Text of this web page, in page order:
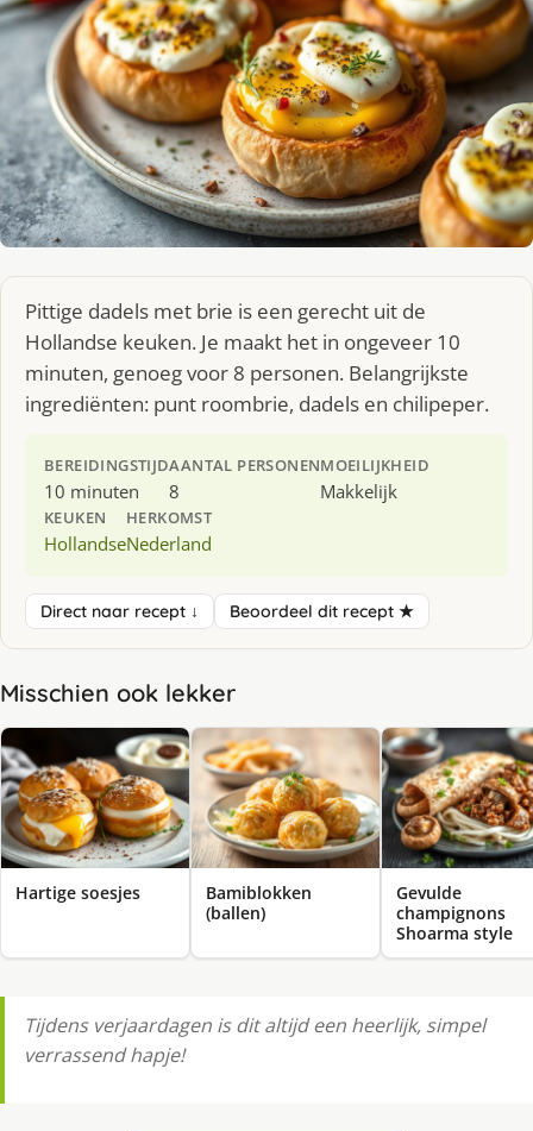
Pittige dadels met brie is een gerecht uit de
Hollandse keuken. Je maakt het in ongeveer 10
minuten, genoeg voor 8 personen. Belangrijkste
ingrediënten: punt roombrie, dadels en chilipeper.
BEREIDINGSTIJD
10 minuten
AANTAL PERSONEN
8
MOEILIJKHEID
Makkelijk
KEUKEN
Hollandse
HERKOMST
Nederland
Direct naar recept ↓ Beoordeel dit recept ★
Misschien ook lekker
Hartige soesjes
Bamiblokken
(ballen)
Gevulde
champignons
Shoarma style
Tijdens verjaardagen is dit altijd een heerlijk, simpel
verrassend hapje!